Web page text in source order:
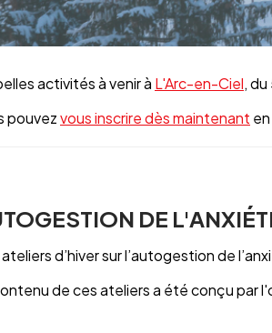
activités à venir à L'Arc-en-Ciel,
pouvezvous inscrire dès maintenant
DE
d’hiver sur l’autogestion de
de ces ateliers a été conçu par